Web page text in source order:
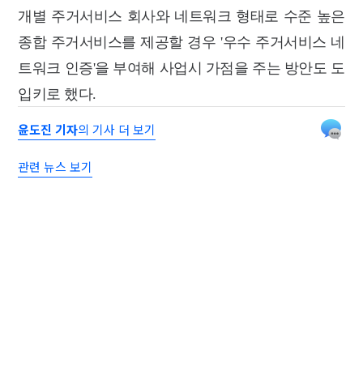
개별 주거서비스 회사와 네트워크 형태로 수준 높은
종합 주거서비스를 제공할 경우 '우수 주거서비스 네
트워크 인증'을 부여해 사업시 가점을 주는 방안도 도
입키로 했다.
윤도진 기자의 기사 더 보기
관련 뉴스 보기